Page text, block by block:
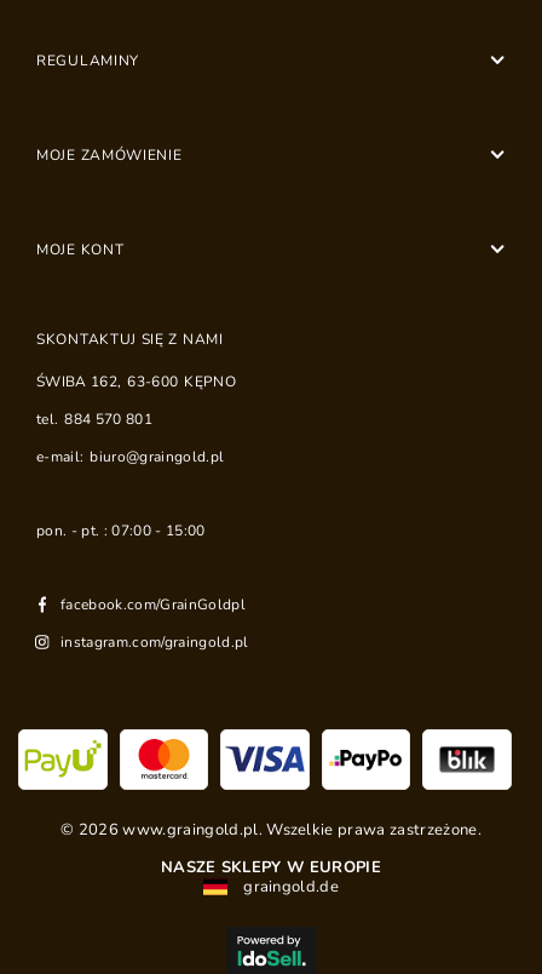
REGULAMINY
MOJE ZAMÓWIENIE
MOJE KONT
SKONTAKTUJ SIĘ Z NAMI
ŚWIBA 162, 63-600 KĘPNO
tel. 884 570 801
e-mail: biuro@graingold.pl
pon. - pt. : 07:00 - 15:00
facebook.com/GrainGoldpl
instagram.com/graingold.pl
© 2026 www.graingold.pl. Wszelkie prawa zastrzeżone.
NASZE SKLEPY W EUROPIE
graingold.de